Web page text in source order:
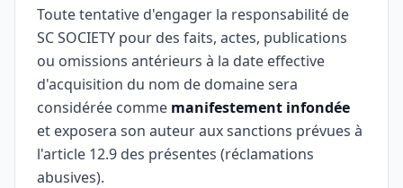
Toute tentative d'engager la responsabilité de
SC SOCIETY pour des faits, actes, publications
ou omissions antérieurs à la date effective
d'acquisition du nom de domaine sera
considérée comme manifestement infondée
et exposera son auteur aux sanctions prévues à
l'article 12.9 des présentes (réclamations
abusives).